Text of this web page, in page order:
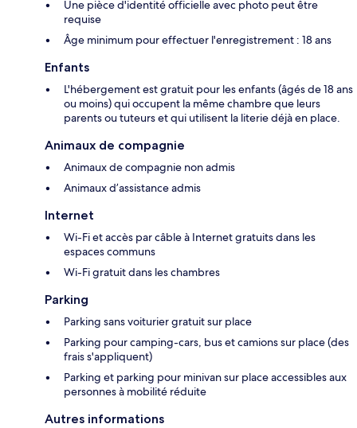
Une pièce d'identité officielle avec photo peut être
requise
Âge minimum pour effectuer l'enregistrement : 18 ans
Enfants
L'hébergement est gratuit pour les enfants (âgés de 18 ans
ou moins) qui occupent la même chambre que leurs
parents ou tuteurs et qui utilisent la literie déjà en place.
Animaux de compagnie
Animaux de compagnie non admis
Animaux d’assistance admis
Internet
Wi-Fi et accès par câble à Internet gratuits dans les
espaces communs
Wi-Fi gratuit dans les chambres
Parking
Parking sans voiturier gratuit sur place
Parking pour camping-cars, bus et camions sur place (des
frais s'appliquent)
Parking et parking pour minivan sur place accessibles aux
personnes à mobilité réduite
Autres informations